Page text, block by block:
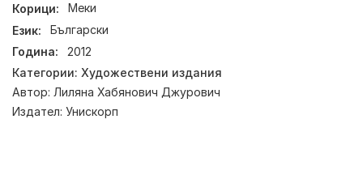
Корици:
Меки
Език:
Български
Година:
2012
Категории: Художествени издания
Автор: Лиляна Хабянович Джурович
Издател: Унискорп